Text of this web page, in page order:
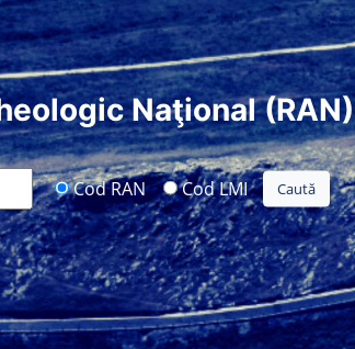
Naţional (RAN)
Cod RAN Cod LMI